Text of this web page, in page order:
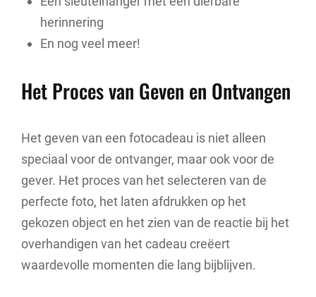
herinnering
En nog veel meer!
Het Proces van Geven en Ontvangen
Het geven van een fotocadeau is niet alleen
speciaal voor de ontvanger, maar ook voor de
gever. Het proces van het selecteren van de
perfecte foto, het laten afdrukken op het
gekozen object en het zien van de reactie bij het
overhandigen van het cadeau creëert
waardevolle momenten die lang bijblijven.